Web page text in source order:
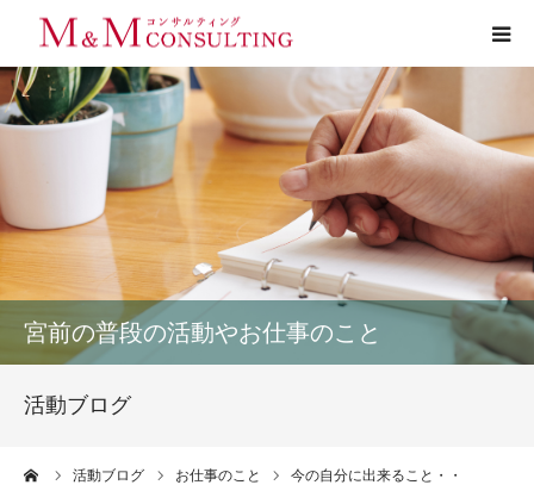
宮前の普段の活動やお仕事のこと
活動ブログ
活動ブログ お仕事のこと
今の自分に出来ること・・
プロフィール
サービス
お客様の声
実績